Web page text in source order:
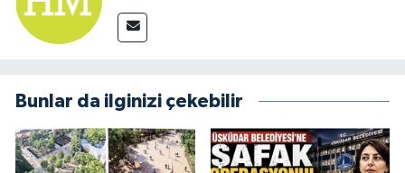
Bunlar da ilginizi çekebilir